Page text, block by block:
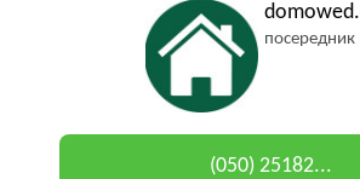
посередник
(050) 25182...